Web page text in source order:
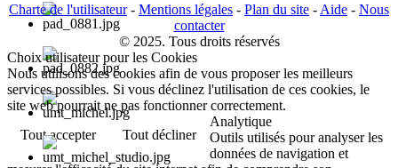
Charte de l'utilisateur- Mentions légales - Plan du site - Aide - Nous
contacter
© 2025. Tous droits réservés
Choix utilisateur pour les Cookies
Nous utilisons des cookies afin de vous proposer les meilleurs
services possibles. Si vous déclinez l'utilisation de ces cookies, le
site web pourrait ne pas fonctionner correctement.
Tout accepter
Tout décliner
Analytique
Outils utilisés pour analyser les
données de navigation et